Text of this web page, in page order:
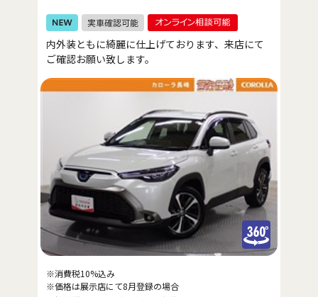
内外装ともに綺麗に仕上げております、来店にて
ご確認お願い致します。
※消費税10%込み
※価格は展示店にて8月登録の場合